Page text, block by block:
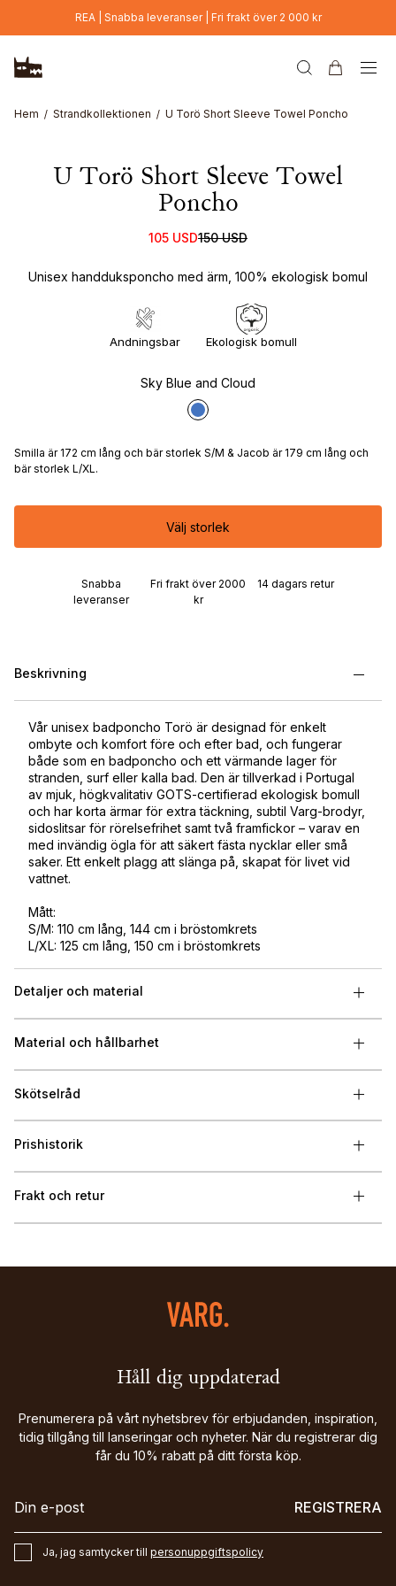
Hoppa till huvudinnehållREA | Snabba leveranser | Fri frakt över 2 000 kr
Hem Strandkollektionen U Torö Short Sleeve Towel Poncho
U Torö Short Sleeve Towel
Poncho
105 USD150 USD
Unisex handduksponcho med ärm, 100% ekologisk bomul
Andningsbar Ekologisk bomull
Sky Blue and Cloud
Smilla är 172 cm lång och bär storlek S/M & Jacob är 179 cm lång och
bär storlek L/XL.
Välj storlek
Snabba
leveranser
Fri frakt över 2000
kr
14 dagars retur
Beskrivning
Vår unisex badponcho Torö är designad för enkelt
ombyte och komfort före och efter bad, och fungerar
både som en badponcho och ett värmande lager för
stranden, surf eller kalla bad. Den är tillverkad i Portugal
av mjuk, högkvalitativ GOTS-certifierad ekologisk bomull
och har korta ärmar för extra täckning, subtil Varg-brodyr,
sidoslitsar för rörelsefrihet samt två framfickor – varav en
med invändig ögla för att säkert fästa nycklar eller små
saker. Ett enkelt plagg att slänga på, skapat för livet vid
vattnet.
Mått:
S/M: 110 cm lång, 144 cm i bröstomkrets
L/XL: 125 cm lång, 150 cm i bröstomkrets
Detaljer och material
Material och hållbarhet
Skötselråd
Prishistorik
Frakt och retur
Håll dig uppdaterad
Prenumerera på vårt nyhetsbrev för erbjudanden, inspiration,
tidig tillgång till lanseringar och nyheter. När du registrerar dig
får du 10% rabatt på ditt första köp.
REGISTRERA
Ja, jag samtycker till personuppgiftspolicy